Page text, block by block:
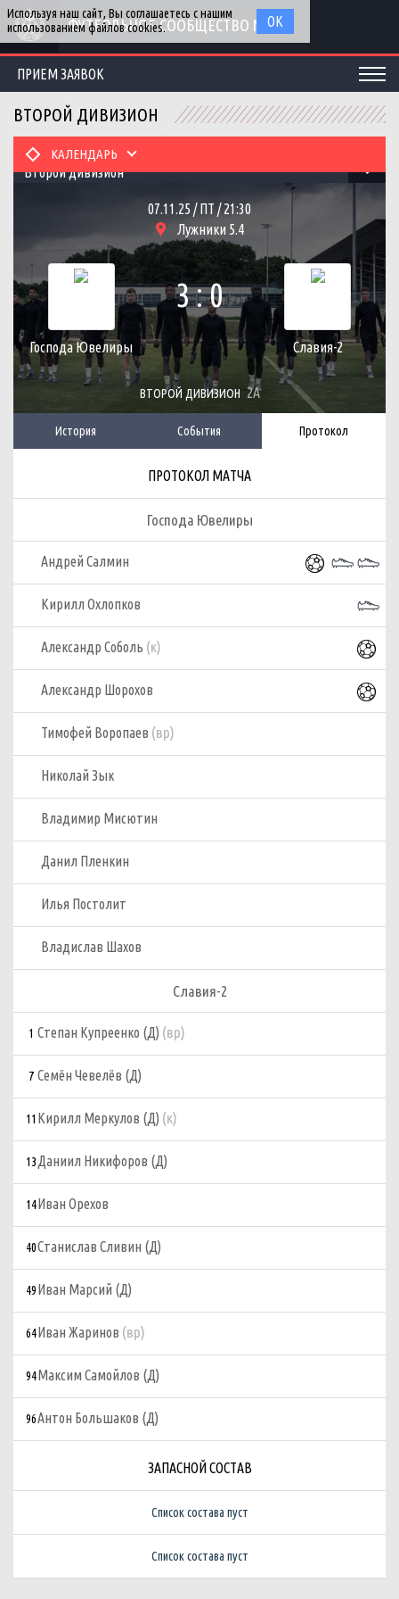
ФУТБОЛЬНОЕ СООБЩЕСТВО МГУ
ПРИЕМ ЗАЯВОК
Второй дивизион
КАЛЕНДАРЬ
ВТОРОЙ ДИВИЗИОН
07.11.25 / ПТ / 21:30
Лужники 5.4
Господа Ювелиры
3 : 0
Славия-2
ВТОРОЙ ДИВИЗИОН 2А
История События Протокол
ПРОТОКОЛ МАТЧА
Господа Ювелиры
Андрей Салмин
Кирилл Охлопков
Александр Соболь (к)
Александр Шорохов
Тимофей Воропаев (вр)
Николай Зык
Владимир Мисютин
Данил Пленкин
Илья Постолит
Владислав Шахов
Славия-2
1 Степан Купреенко (Д) (вр)
7 Семён Чевелёв (Д)
11 Кирилл Меркулов (Д) (к)
13Даниил Никифоров (Д)
14Иван Орехов
40Станислав Сливин (Д)
49Иван Марсий (Д)
64Иван Жаринов (вр)
94Максим Самойлов (Д)
96Антон Большаков (Д)
ЗАПАСНОЙ СОСТАВ
Список состава пуст
Список состава пуст
Используя наш сайт, Вы соглашаетесь с нашим
использованием файлов cookies.
ОК